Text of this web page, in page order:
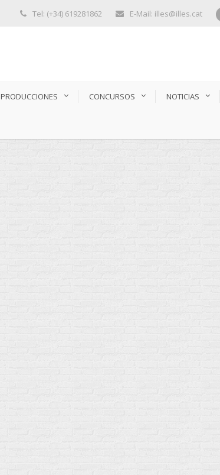
Tel: (+34) 619281862 E-Mail: illes@illes.cat
PRODUCCIONES CONCURSOS NOTICIAS